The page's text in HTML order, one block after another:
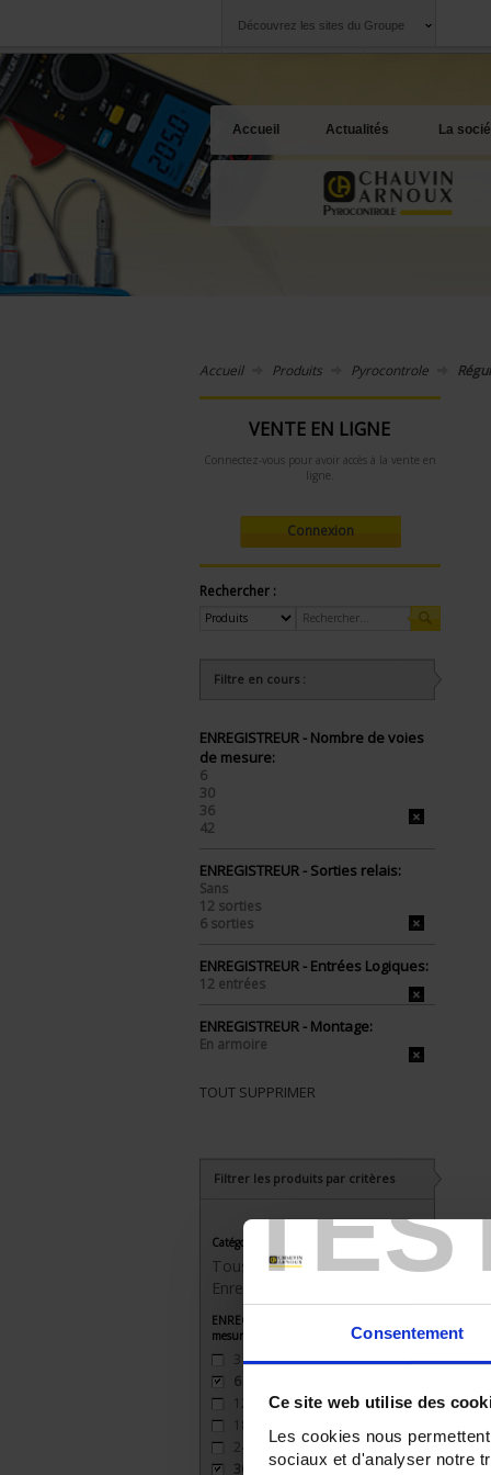
Consentement
Ce site web utilise des
Les cookies nous
sociaux et d'analyser notre
Découvrez les sites du Groupe
Accueil Actualités La
Accueil Produits Pyrocontrole
VENTE EN LIGNE
Connectez-vous pour avoir accès à la vente en
ligne.
Connexion
Rechercher :
Filtre en cours :
ENREGISTREUR - Nombre de voies
de mesure:
6
30
36
42
ENREGISTREUR - Sorties relais:
Sans
12 sorties
6 sorties
ENREGISTREUR - Entrées Logiques:
12 entrées
ENREGISTREUR - Montage:
En armoire
TOUT SUPPRIMER
Filtrer les produits par critères
Catégorie
Tous les produits
Enregistreurs sans papier
ENREGISTREUR - Nombre de voies de
mesure
3(2)
6
12
18
24
30